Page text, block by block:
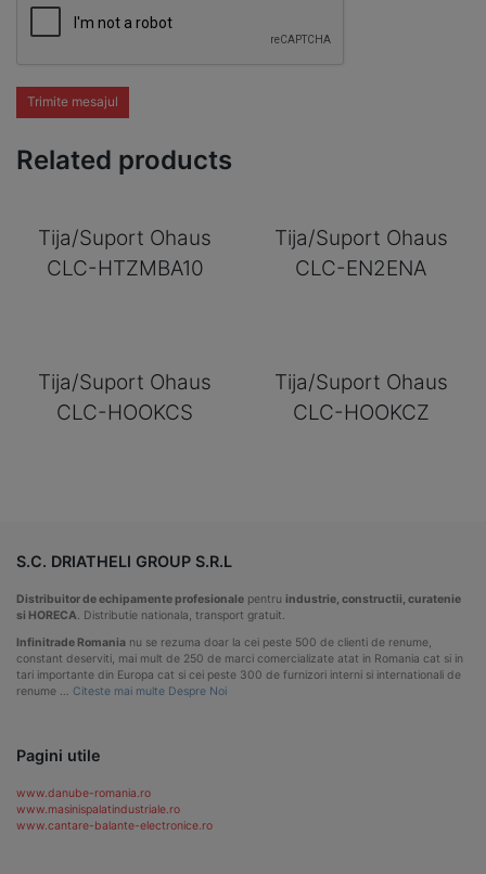
Trimite mesajul
Related products
Tija/Suport Ohaus
CLC-HTZMBA10
Tija/Suport Ohaus
CLC-EN2ENA
Tija/Suport Ohaus
CLC-HOOKCS
Tija/Suport Ohaus
CLC-HOOKCZ
S.C. DRIATHELI GROUP S.R.L
Distribuitor de echipamente profesionale pentru industrie, constructii, curatenie
si HORECA . Distributie nationala, transport gratuit.
Infinitrade Romania nu se rezuma doar la cei peste 500 de clienti de renume,
constant deserviti, mai mult de 250 de marci comercializate atat in Romania cat si in
tari importante din Europa cat si cei peste 300 de furnizori interni si internationali de
renume … Citeste mai multe Despre Noi
Pagini utile
www.danube-romania.ro
www.masinispalatindustriale.ro
www.cantare-balante-electronice.ro